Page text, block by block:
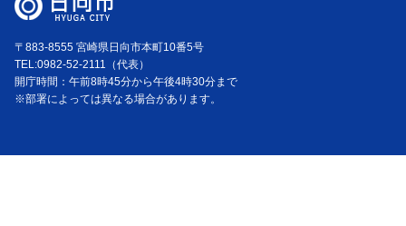
〒883-8555 宮崎県日向市本町10番5号
TEL:0982-52-2111（代表）
開庁時間：午前8時45分から午後4時30分まで
※部署によっては異なる場合があります。